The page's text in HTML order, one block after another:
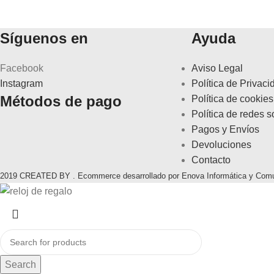
Síguenos en
Facebook
Instagram
Métodos de pago
Ayuda
Aviso Legal
Política de
Política de cookies
Política de redes
Pagos y Envíos
Devoluciones
Contacto
2019 CREATED BY . Ecommerce desarrollado por Enova Informática y
Search